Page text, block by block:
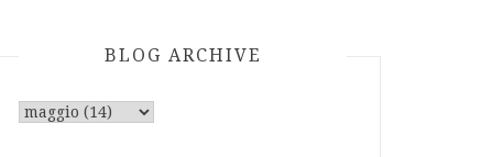
BLOG ARCHIVE